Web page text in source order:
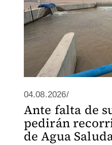
04.08.2026/
Ante falta de
pedirán
de Agua